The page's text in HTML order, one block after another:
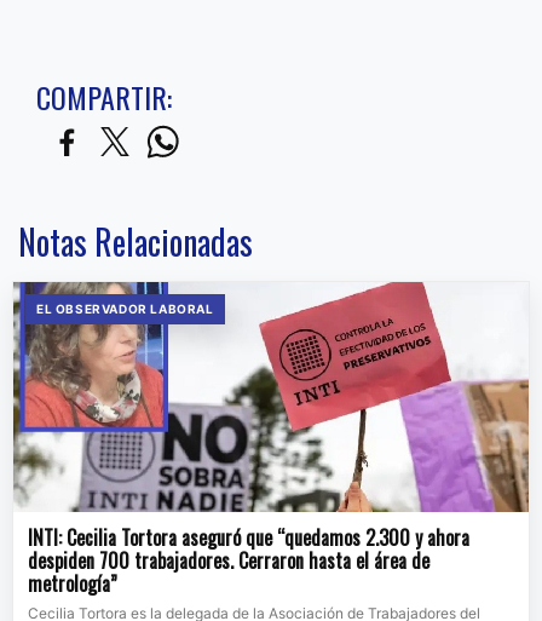
COMPARTIR:
Notas Relacionadas
EL OBSERVADOR LABORAL
INTI: Cecilia Tortora aseguró que “quedamos 2.300 y ahora
despiden 700 trabajadores. Cerraron hasta el área de
metrología”
Cecilia Tortora es la delegada de la Asociación de Trabajadores del